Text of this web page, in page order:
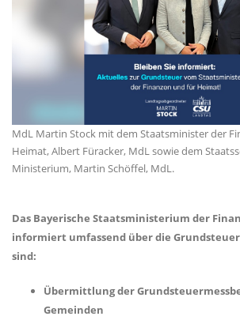
MdL Martin Stock mit dem Staatsminister der
Heimat, Albert Füracker, MdL sowie dem
Ministerium, Martin Schöffel, MdL.
Das Bayerische Staatsministerium der
informiert umfassend über die
sind:
Übermittlung der
Gemeinden